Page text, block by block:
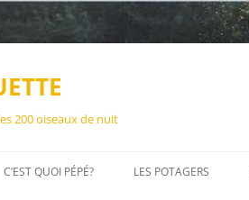
200 oiseaux de nuit
C’EST QUOI PÉPÉ? LES POTAGERS